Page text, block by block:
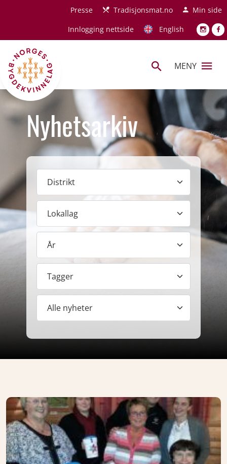
Hopp til hovedinnholdPresse Tradisjonsmat.no
Min side
Innlogging nettside
English
MENY
Nyhetsarkiv